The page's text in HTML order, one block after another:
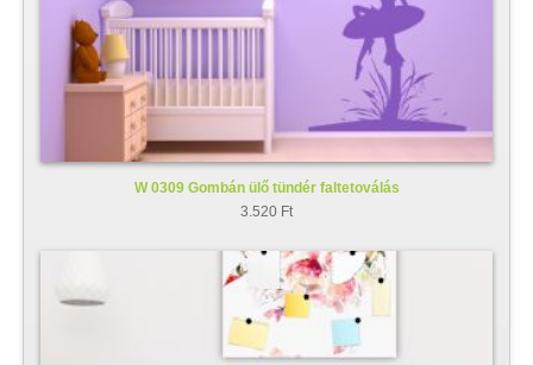
W 0309 Gombán ülő tündér faltetoválás
3.520 Ft